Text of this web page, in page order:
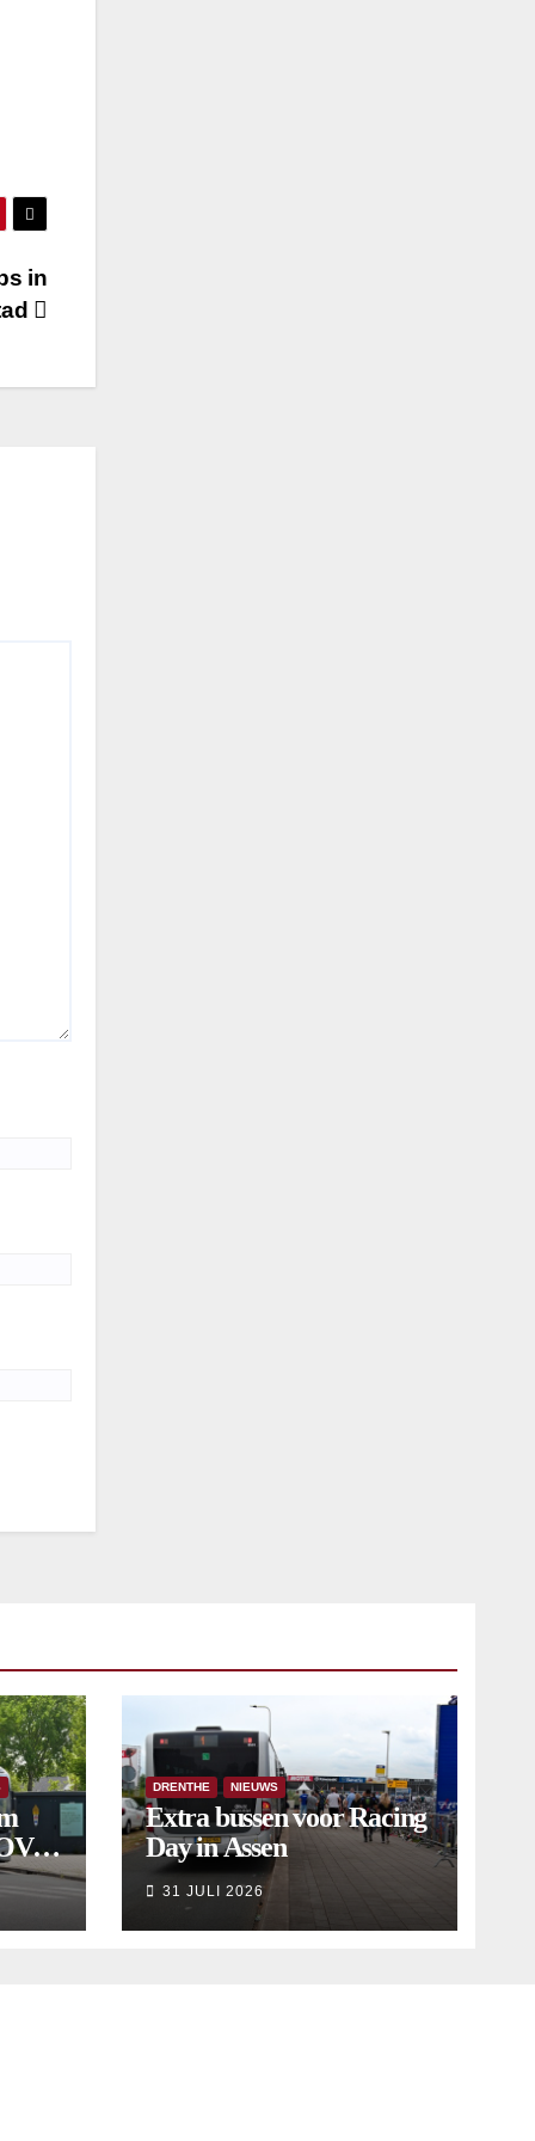
in
DRENTHE NIEUWS
Extra bussen voor Racing
Day in Assen
31 JULI 2026